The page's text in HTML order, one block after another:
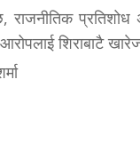
प्रतिशोध
शिराबाटै